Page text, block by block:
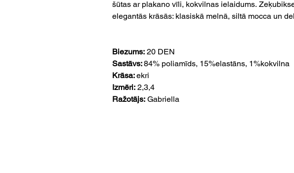
šūtas ar plakano vīli, kokvilnas ielaidums.
elegantās krāsās: klasiskā melnā, siltā mocca un
Biezums: 20 DEN
Sastāvs:84% poliamīds, 15%elastāns, 1%kokvilna
Krāsa:ekri
Izmēri: 2,3,4
Ražotājs: Gabriella